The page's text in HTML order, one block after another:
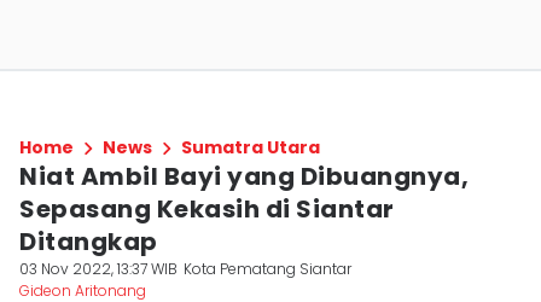
Home News Sumatra Utara
Niat Ambil Bayi yang Dibuangnya,
Sepasang Kekasih di Siantar
Ditangkap
03 Nov 2022, 13:37 WIB Kota Pematang Siantar
Gideon Aritonang